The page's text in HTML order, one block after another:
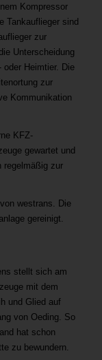
Kompressor
Tankauflieger sind
zur
Unterscheidung
Heimtier. Die
zur
Kommunikation
KFZ-
gewartet und
regelmäßig zur
westrans. Die
gereinigt.
stellt sich am
mit dem
und Glied auf
von Oeding. So
hat schon
zu bewundern.